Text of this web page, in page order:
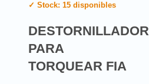
✓ Stock: 15 disponibles
DESTORNILLADOR
PARA
TORQUEAR FIA